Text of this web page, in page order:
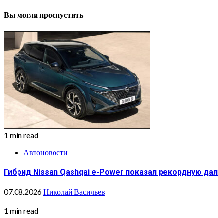
Вы могли проспустить
1 min read
Автоновости
Гибрид Nissan Qashqai e-Power показал рекордную
07.08.2026Николай Васильев
1 min read